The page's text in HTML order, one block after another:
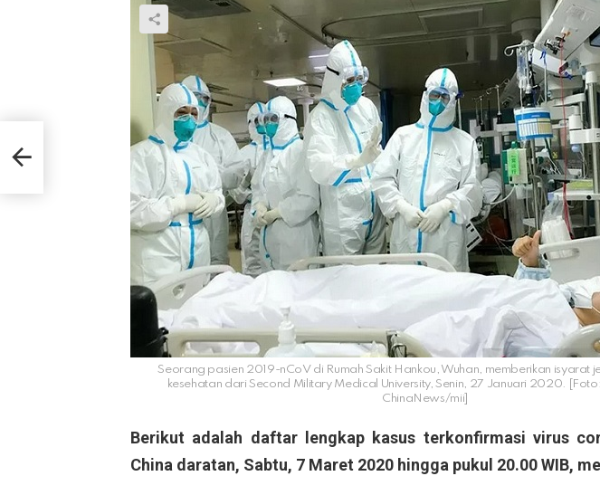
Seorang pasien 2019-nCoV di Rumah Sakit Hankou, Wuhan, memberikan isyarat
kesehatan dari Second Military Medical University, Senin, 27 Januari 2020.
ChinaNews/mii]
Berikut adalah daftar lengkap kasus terkonfirmasi virus
China daratan, Sabtu, 7 Maret 2020 hingga pukul 20.00 WIB,